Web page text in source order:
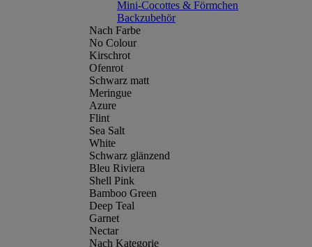
Mini-Cocottes & Förmchen
Backzubehör
Nach Farbe
No Colour
Kirschrot
Ofenrot
Schwarz matt
Meringue
Azure
Flint
Sea Salt
White
Schwarz glänzend
Bleu Riviera
Shell Pink
Bamboo Green
Deep Teal
Garnet
Nectar
Nach Kategorie